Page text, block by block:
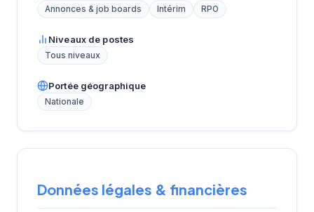
Annonces & job boards Intérim RPO
Niveaux de postes
Tous niveaux
Portée géographique
Nationale
Données légales & financières